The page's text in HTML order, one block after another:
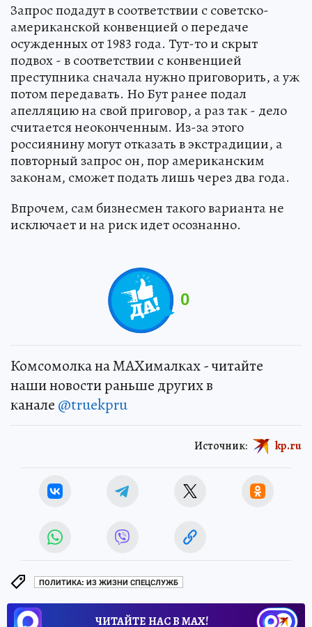
Запрос подадут в соответствии с советско-
американской конвенцией о передаче
осужденных от 1983 года. Тут-то и скрыт
подвох - в соответствии с конвенцией
преступника сначала нужно приговорить, а уж
потом передавать. Но Бут ранее подал
апелляцию на свой приговор, а раз так - дело
считается неоконченным. Из-за этого
россиянину могут отказать в экстрадиции, а
повторный запрос он, пор американским
законам, сможет подать лишь через два года.
Впрочем, сам бизнесмен такого варианта не
исключает и на риск идет осознанно.
0
Комсомолка на MAXималках - читайте
наши новости раньше других в
канале @truekpru
Источник: kp.ru
ПОЛИТИКА: ИЗ ЖИЗНИ СПЕЦСЛУЖБ
ЧИТАЙТЕ НАС В МАХ!